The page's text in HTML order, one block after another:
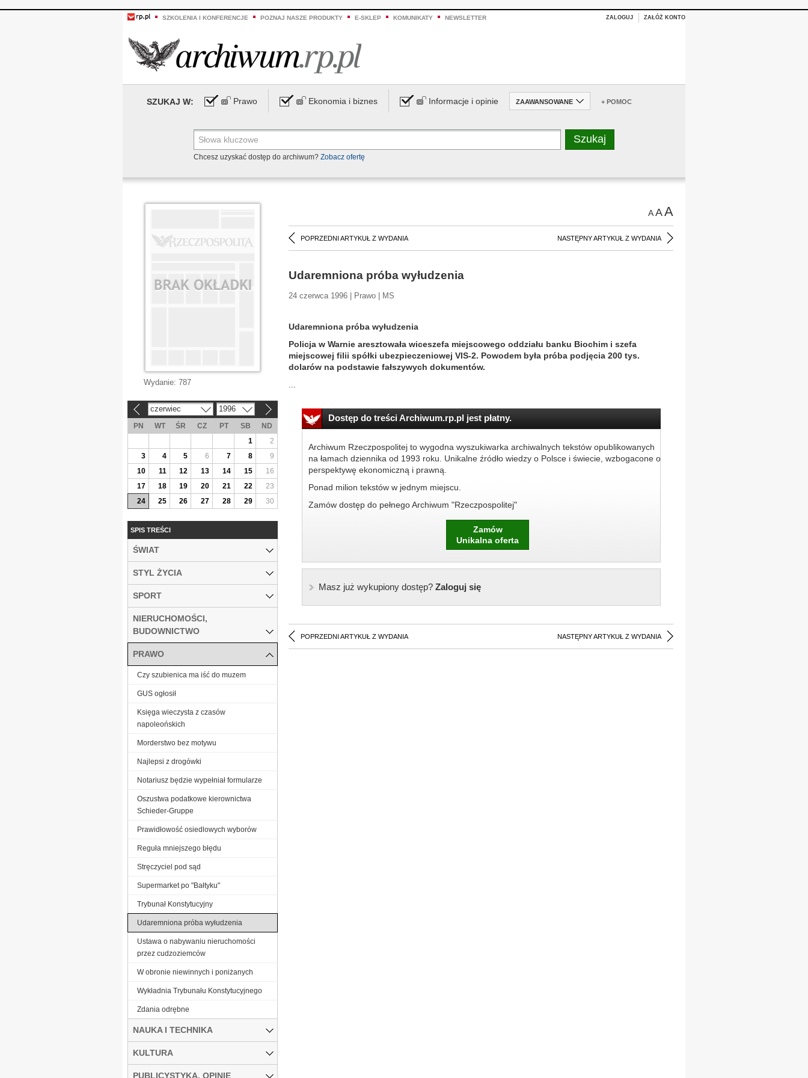
SZKOLENIA I KONFERENCJE POZNAJ NASZE PRODUKTY E-SKLEP KOMUNIKATY NEWSLETTER ZALOGUJ ZAŁÓŻ KONTO
SZUKAJ W: Prawo Ekonomia i biznes Informacje i opinie ZAAWANSOWANE + POMOC
Chcesz uzyskać dostęp do archiwum? Zobacz ofertę
AAA
POPRZEDNI ARTYKUŁ Z WYDANIA NASTĘPNY ARTYKUŁ Z WYDANIA
Udaremniona próba wyłudzenia
24 czerwca 1996 | Prawo | MS
Udaremniona próba wyłudzenia
Policja w Warnie aresztowała wiceszefa miejscowego oddziału banku Biochim i szefa
miejscowej filii spółki ubezpieczeniowej VIS-2. Powodem była próba podjęcia 200 tys.
dolarów na podstawie fałszywych dokumentów.
Dostęp do treści Archiwum.rp.pl jest płatny.
Archiwum Rzeczpospolitej to wygodna wyszukiwarka archiwalnych tekstów opublikowanych
na łamach dziennika od 1993 roku. Unikalne źródło wiedzy o Polsce i świecie, wzbogacone o
perspektywę ekonomiczną i prawną.
Ponad milion tekstów w jednym miejscu.
Zamów dostęp do pełnego Archiwum "Rzeczpospolitej"
Zamów
Unikalna oferta
Masz już wykupiony dostęp?Zaloguj się
POPRZEDNI ARTYKUŁ Z WYDANIA NASTĘPNY ARTYKUŁ Z WYDANIA
Wydanie: 787
czerwiec 1996
PN WT ŚR CZ PT SB
ND
1
2
3
4 5 6 7 8
9
10
11 12 13 14 15
16
17
18 19 20 21 22
23
24
25 26 27 28 29 30
SPIS TREŚCI
ŚWIAT
STYL ŻYCIA
SPORT
NIERUCHOMOŚCI,
BUDOWNICTWO
PRAWO
Czy szubienica ma iść do muzem
GUS ogłosił
Księga wieczysta z czasów
napoleońskich
Morderstwo bez motywu
Najlepsi z drogówki
Notariusz będzie wypełniał formularze
Oszustwa podatkowe kierownictwa
Schieder-Gruppe
Prawidłowość osiedlowych wyborów
Reguła mniejszego błędu
Stręczyciel pod sąd
Supermarket po "Bałtyku"
Trybunał Konstytucyjny
Udaremniona próba wyłudzenia
Ustawa o nabywaniu nieruchomości
przez cudzoziemców
W obronie niewinnych i poniżanych
Wykładnia Trybunału Konstytucyjnego
Zdania odrębne
NAUKA I TECHNIKA
KULTURA
PUBLICYSTYKA, OPINIE